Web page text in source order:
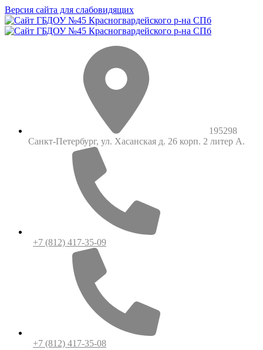
Версия сайта для слабовидящих
195298
Санкт-Петербург, ул. Хасанская д. 26 корп. 2 литер А.
+7 (812) 417-35-09
+7 (812) 417-35-08